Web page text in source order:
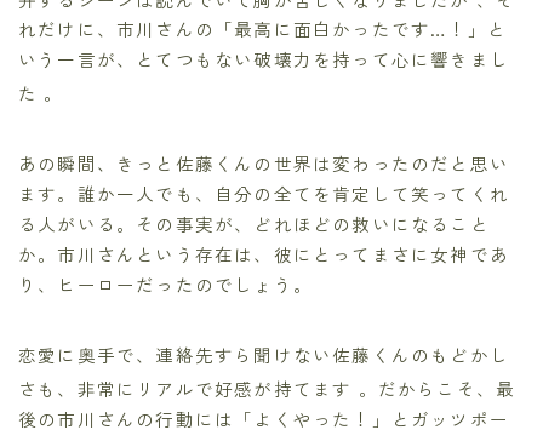
れだけに、市川さんの「最高に面白かったです…！」と
いう一言が、とてつもない破壊力を持って心に響きまし
た 。
あの瞬間、きっと佐藤くんの世界は変わったのだと思い
ます。誰か一人でも、自分の全てを肯定して笑ってくれ
る人がいる。その事実が、どれほどの救いになること
か。市川さんという存在は、彼にとってまさに女神であ
り、ヒーローだったのでしょう。
恋愛に奥手で、連絡先すら聞けない佐藤くんのもどかし
さも、非常にリアルで好感が持てます 。だからこそ、最
後の市川さんの行動には「よくやった！」とガッツポー